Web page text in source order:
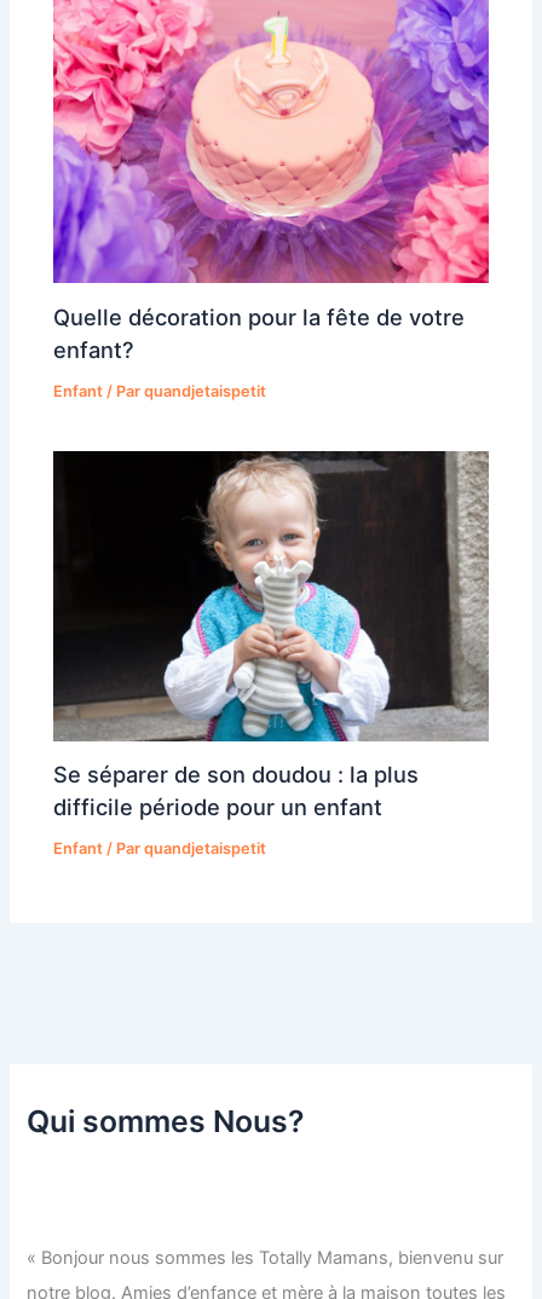
Quelle décoration pour la fête de votre
enfant?
Enfant / Parquandjetaispetit
Se séparer de son doudou : la plus
difficile période pour un enfant
Enfant / Parquandjetaispetit
Qui sommes Nous?
« Bonjour nous sommes les Totally Mamans, bienvenu sur
notre blog. Amies d’enfance et mère à la maison toutes les